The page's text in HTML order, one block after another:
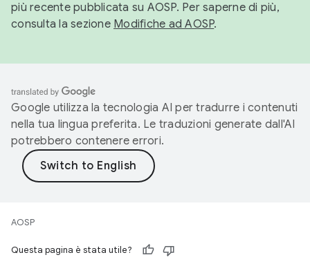
più recente pubblicata su AOSP. Per saperne di più,
consulta la sezione Modifiche ad AOSP.
Google utilizza la tecnologia AI per tradurre i contenuti
nella tua lingua preferita. Le traduzioni generate dall'AI
potrebbero contenere errori.
AOSP
Questa pagina è stata utile?